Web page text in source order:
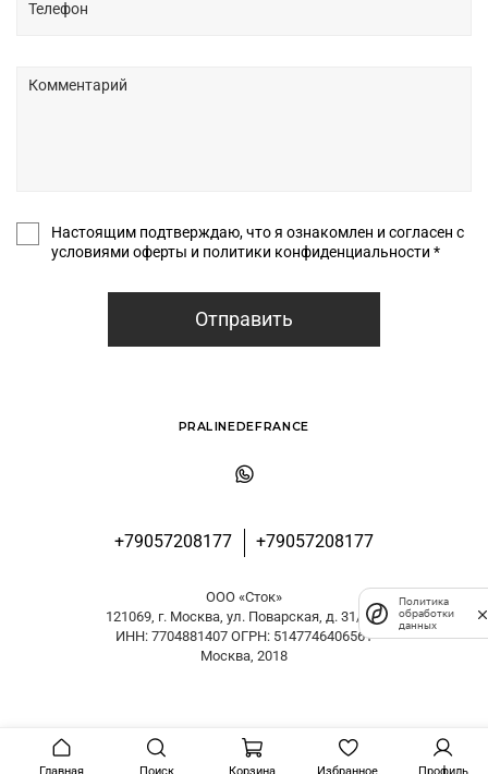
Настоящим подтверждаю, что я ознакомлен и согласен с
условиями оферты и политики конфиденциальности *
Отправить
+79057208177 +79057208177
PRALINEDEFRANCE
ООО «Сток»
121069, г. Москва, ул. Поварская, д. 31/29
ИНН: 7704881407 ОГРН: 5147746406561
Москва, 2018
Политика
обработки
данных